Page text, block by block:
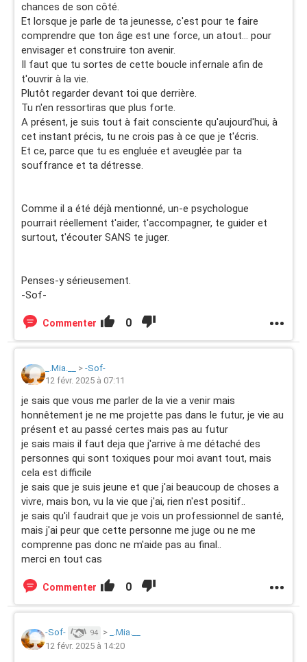
chances de son côté.
Et lorsque je parle de ta jeunesse, c'est pour te faire
comprendre que ton âge est une force, un atout... pour
envisager et construire ton avenir.
Il faut que tu sortes de cette boucle infernale afin de
t'ouvrir à la vie.
Plutôt regarder devant toi que derrière.
Tu n'en ressortiras que plus forte.
A présent, je suis tout à fait consciente qu'aujourd'hui, à
cet instant précis, tu ne crois pas à ce que je t'écris.
Et ce, parce que tu es engluée et aveuglée par ta
souffrance et ta détresse.
Comme il a été déjà mentionné, un-e psychologue
pourrait réellement t'aider, t'accompagner, te guider et
surtout, t'écouter SANS te juger.
Penses-y sérieusement.
-Sof-
Commenter 0
_.Mia.__ > -Sof-
12 févr. 2025 à 07:11
je sais que vous me parler de la vie a venir mais
honnêtement je ne me projette pas dans le futur, je vie au
présent et au passé certes mais pas au futur
je sais mais il faut deja que j'arrive à me détaché des
personnes qui sont toxiques pour moi avant tout, mais
cela est difficile
je sais que je suis jeune et que j'ai beaucoup de choses a
vivre, mais bon, vu la vie que j'ai, rien n'est positif..
je sais qu'il faudrait que je vois un professionnel de santé,
mais j'ai peur que cette personne me juge ou ne me
comprenne pas donc ne m'aide pas au final..
merci en tout cas
Commenter 0
-Sof- 94 >
_.Mia.__
12 févr. 2025 à 14:20